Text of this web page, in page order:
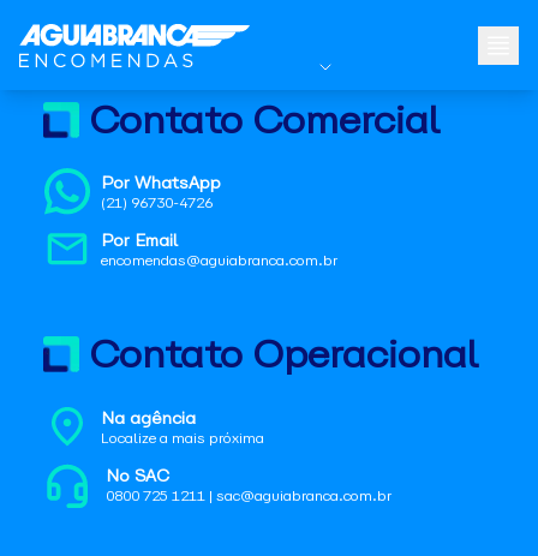
Contato Comercial
Por WhatsApp
(21) 96730-4726
Por Email
encomendas@aguiabranca.com.br
Contato Operacional
Na agência
Localize a mais próxima
No SAC
0800 725 1211 | sac@aguiabranca.com.br